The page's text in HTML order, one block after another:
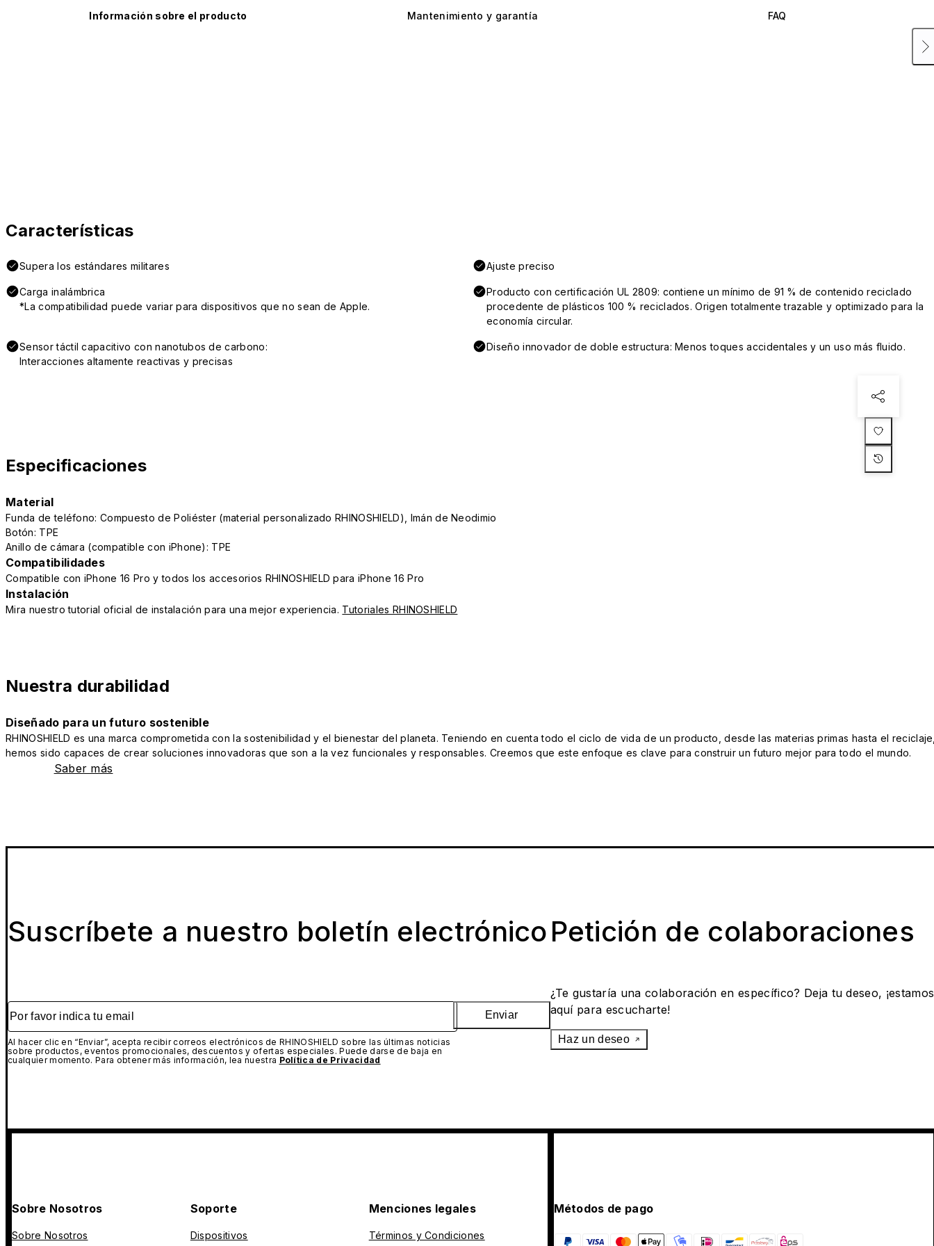
Información sobre el producto Mantenimiento y garantía FAQ
Características
Supera los estándares militares Ajuste preciso
Carga inalámbrica
*La compatibilidad puede variar para dispositivos que no sean de Apple.
Producto con certificación UL 2809: contiene un mínimo de 91 % de contenido reciclado
procedente de plásticos 100 % reciclados. Origen totalmente trazable y optimizado para la
economía circular.
Sensor táctil capacitivo con nanotubos de carbono:
Interacciones altamente reactivas y precisas
Diseño innovador de doble estructura: Menos toques accidentales y un uso más fluido.
Especificaciones
Material
Funda de teléfono: Compuesto de Poliéster (material personalizado RHINOSHIELD), Imán de Neodimio
Botón: TPE
Anillo de cámara (compatible con iPhone): TPE
Compatibilidades
Compatible con iPhone 16 Pro y todos los accesorios RHINOSHIELD para iPhone 16 Pro
Instalación
Mira nuestro tutorial oficial de instalación para una mejor experiencia. Tutoriales RHINOSHIELD
Nuestra durabilidad
Diseñado para un futuro sostenible
RHINOSHIELD es una marca comprometida con la sostenibilidad y el bienestar del planeta. Teniendo en cuenta todo el ciclo de vida de un producto, desde las materias primas hasta el
hemos sido capaces de crear soluciones innovadoras que son a la vez funcionales y responsables. Creemos que este enfoque es clave para construir un futuro mejor para todo el mundo.
Saber más
Suscríbete a nuestro boletín electrónico
Por favor indica tu email
Al hacer clic en “Enviar”, acepta recibir correos electrónicos de RHINOSHIELD sobre las últimas noticias
sobre productos, eventos promocionales, descuentos y ofertas especiales. Puede darse de baja en
cualquier momento. Para obtener más información, lea nuestra Política de Privacidad
Enviar
Petición de colaboraciones
¿Te gustaría una colaboración en específico? Deja tu deseo, ¡estamos
aquí para escucharte!
Haz un deseo
Sobre Nosotros
Sobre Nosotros
Soporte
Dispositivos
Menciones legales
Términos y Condiciones
Métodos de pago